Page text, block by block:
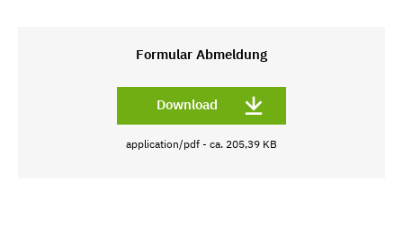
Formular Abmeldung
Download
application/pdf - ca. 205,39 KB